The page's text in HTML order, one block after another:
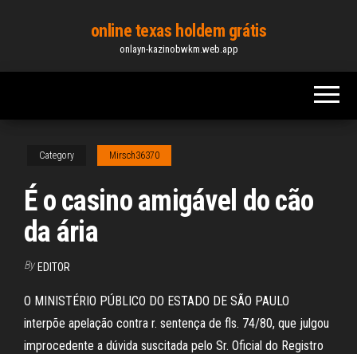
content
online texas holdem grátis
onlayn-kazinobwkm.web.app
Category Mirsch36370
É o casino amigável do cão
da ária
By EDITOR
O MINISTÉRIO PÚBLICO DO ESTADO DE SÃO PAULO
interpõe apelação contra r. sentença de fls. 74/80, que julgou
improcedente a dúvida suscitada pelo Sr. Oficial do Registro